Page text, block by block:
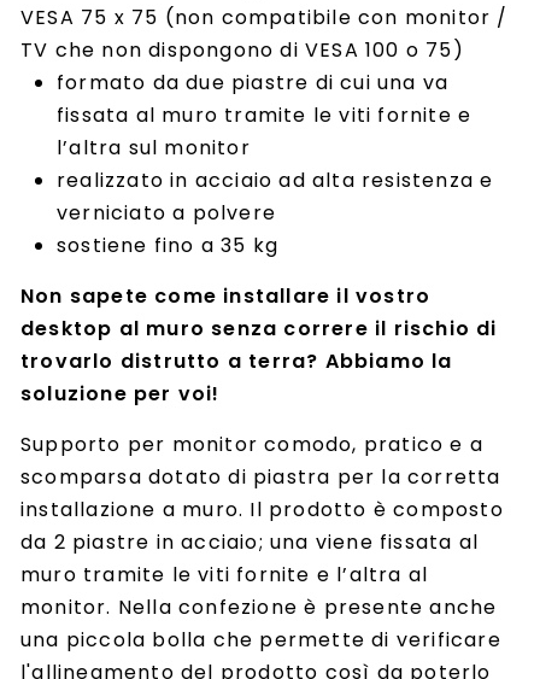
VESA 75 x 75 (non compatibile con monitor /
TV che non dispongono di VESA 100 o 75)
formato da due piastre di cui una va
fissata al muro tramite le viti fornite e
l’altra sul monitor
realizzato in acciaio ad alta resistenza e
verniciato a polvere
sostiene fino a 35 kg
Non sapete come installare il vostro
desktop al muro senza correre il rischio di
trovarlo distrutto a terra? Abbiamo la
soluzione per voi!
Supporto per monitor comodo, pratico e a
scomparsa dotato di piastra per la corretta
installazione a muro. Il prodotto è composto
da 2 piastre in acciaio; una viene fissata al
muro tramite le viti fornite e l’altra al
monitor. Nella confezione è presente anche
una piccola bolla che permette di verificare
l'allineamento del prodotto così da poterlo